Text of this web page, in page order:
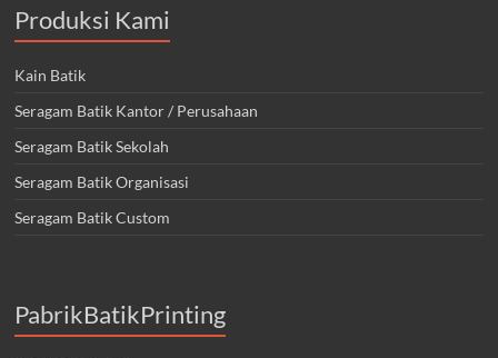
Produksi Kami
Kain Batik
Seragam Batik Kantor / Perusahaan
Seragam Batik Sekolah
Seragam Batik Organisasi
Seragam Batik Custom
PabrikBatikPrinting